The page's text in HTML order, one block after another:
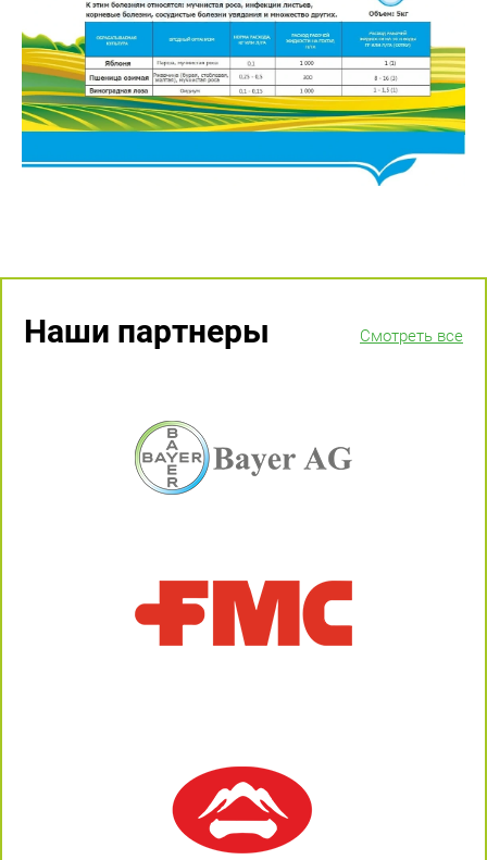
Наши партнеры Смотреть все